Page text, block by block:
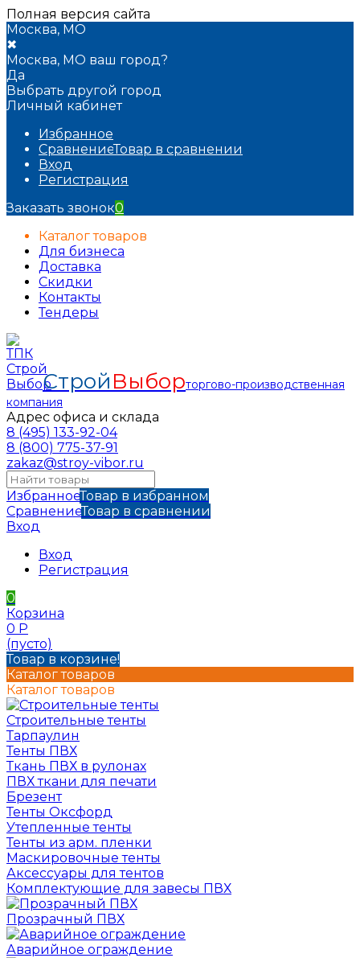
Полная версия сайта
Москва, МО
✖
Москва, МО ваш город?
Да
Выбрать другой город
Личный кабинет
Избранное
СравнениеТовар в сравнении
Вход
Регистрация
Заказать звонок0
Каталог товаров
Для бизнеса
Доставка
Скидки
Контакты
Тендеры
СтройВыборторгово-производственная
компания
Адрес офиса и склада
8 (495) 133-92-04
8 (800) 775-37-91
zakaz@stroy-vibor.ru
ИзбранноеТовар в избранном
СравнениеТовар в сравнении
Вход
Вход
Регистрация
0
Корзина
0 Р
(пусто)
Товар в корзине!
Каталог товаров
Каталог товаров
Строительные тенты
Тарпаулин
Тенты ПВХ
Ткань ПВХ в рулонах
ПВХ ткани для печати
Брезент
Тенты Оксфорд
Утепленные тенты
Тенты из арм. пленки
Маскировочные тенты
Аксессуары для тентов
Комплектующие для завесы ПВХ
Прозрачный ПВХ
Аварийное ограждение